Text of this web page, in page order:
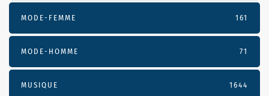
MODE-FEMME 161
MODE-HOMME 71
MUSIQUE 1644